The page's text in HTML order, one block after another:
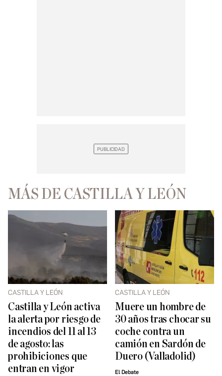
MÁS DE CASTILLA Y LEÓN
CASTILLA Y LEÓN
Castilla y León activa
la alerta por riesgo de
incendios del 11 al 13
de agosto: las
prohibiciones que
entran en vigor
CASTILLA Y LEÓN
Muere un hombre de
30 años tras chocar su
coche contra un
camión en Sardón de
Duero (Valladolid)
El Debate